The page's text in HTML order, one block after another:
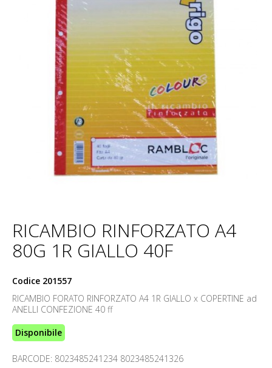
RICAMBIO RINFORZATO A4
80G 1R GIALLO 40F
Codice 201557
RICAMBIO FORATO RINFORZATO A4 1R GIALLO x COPERTINE ad
ANELLI CONFEZIONE 40 ff
Disponibile
BARCODE: 8023485241234 8023485241326